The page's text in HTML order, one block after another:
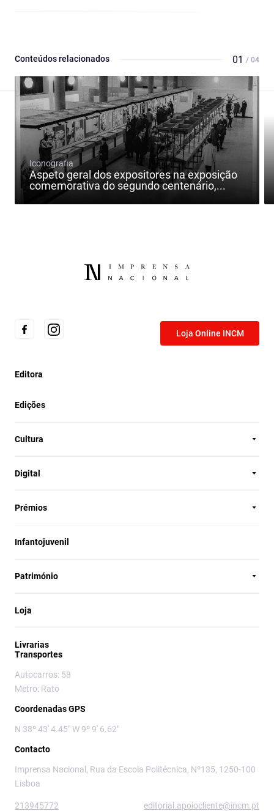
Conteúdos relacionados 01 / 04
Iconografia
Aspeto geral dos expositores na exposição
comemorativa do segundo centenário,...
Loja Online INCM
Editora
Edições
Cultura
Digital
Prémios
Infantojuvenil
Património
Loja
Livrarias
Transportes
Autocarros: 58
Metro: Rato
Coordenadas GPS
N 38º 43' 4.45" W 9º 9' 6.62"
Contacto
Imprensa Nacional, Rua da Escola Politécnica, Nº135, 1250-100
Lisboa
213945772 editorial.apoiocliente@incm.pt